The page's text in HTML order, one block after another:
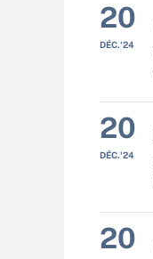
20
DÉC.'24
20
DÉC.'24
20